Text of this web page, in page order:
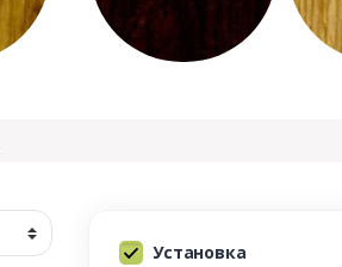
Установка